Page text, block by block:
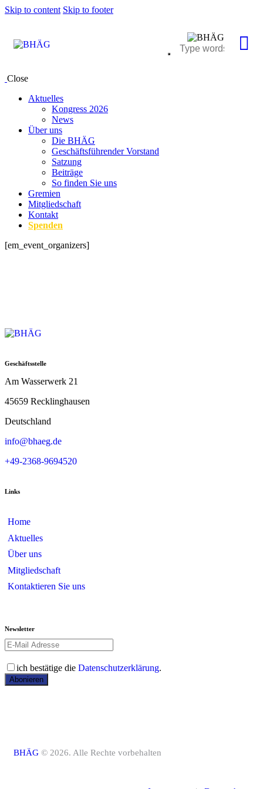
Skip to content Skip to footer
Close
Aktuelles
Kongress 2026
News
Über uns
Die BHÄG
Geschäftsführender Vorstand
Satzung
Beiträge
So finden Sie uns
Gremien
Mitgliedschaft
Kontakt
Spenden
[em_event_organizers]
Geschäftsstelle
Am Wasserwerk 21
45659 Recklinghausen
Deutschland
info@bhaeg.de
+49-2368-9694520
Links
Home
Aktuelles
Über uns
Mitgliedschaft
Kontaktieren Sie uns
Newsletter
ich bestätige die Datenschutzerklärung.
Abonieren
BHÄG © 2026. Alle Rechte vorbehalten